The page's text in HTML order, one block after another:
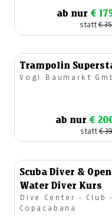
ab nur €
statt€
Trampolin
Vogl Baumarkt
ab nur €
statt€
Scuba Diver & Open
Water Diver Kurs
Dive Center - Club -
Copacabana